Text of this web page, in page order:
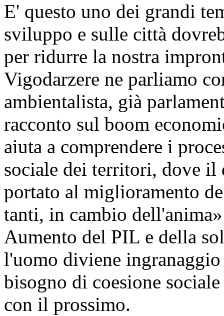
E' questo uno dei grandi
sviluppo e sulle città
per ridurre la nostra
Vigodarzere ne parliamo
ambientalista, già
racconto sul boom
aiuta a comprendere i
sociale dei territori, dove il
portato al miglioramento
tanti, in cambio
Aumento del PIL e della
l'uomo diviene
bisogno di coesione
con il prossimo.